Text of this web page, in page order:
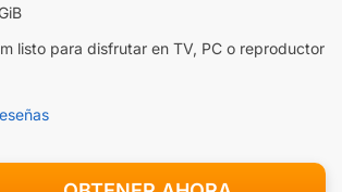
listo para disfrutar en TV, PC o reproductor